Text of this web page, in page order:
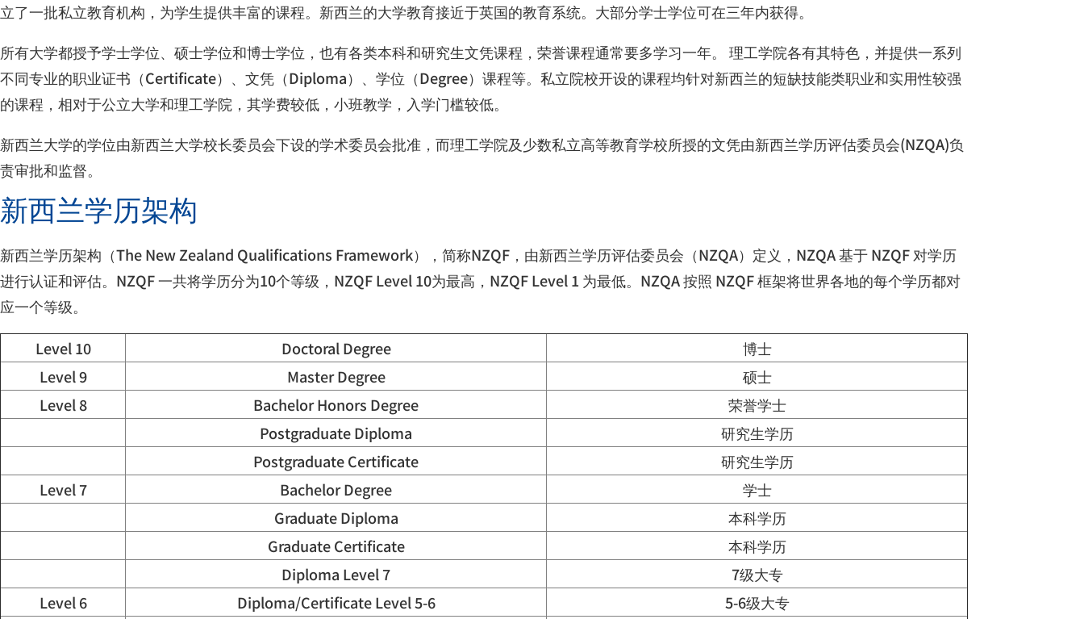
立了一批私立教育机构，为学生提供丰富的课程。新西兰的大学教育接近于英国的教育系统。大部分学士学位可在三年内获得。
所有大学都授予学士学位、硕士学位和博士学位，也有各类本科和研究生文凭课程，荣誉课程通常要多学习一年。
理工学院各有其特色，并提供一系列
不同专业的职业证书（Certificate）、文凭（Diploma）、学位（Degree）课程等。私立院校开设的课程均针对新西兰的短缺技能类职业和实用性较强
的课程，相对于公立大学和理工学院，其学费较低，小班教学，入学门槛较低。
新西兰大学的学位由新西兰大学校长委员会下设的学术委员会批准，而理工学院及少数私立高等教育学校所授的文凭由新西兰学历评估委员会(NZQA)负
责审批和监督。
新西兰学历架构
新西兰学历架构（The New Zealand Qualifications Framework），简称NZQF ，由新西兰学历评估委员会（NZQA）定义， NZQA基于NZQF对学历
进行认证和评估。 NZQF一共将学历分为10个等级， NZQF Level 10为最高， NZQF Level 1 为最低。 NZQA按照 NZQF框架将世界各地的每个学历都对
应一个等级。
Level 10
Doctoral Degree
博士
Level 9
Master Degree
硕士
Level 8
Bachelor Honors Degree
荣誉学士
Postgraduate Diploma
研究生学历
Postgraduate Certificate
研究生学历
Level 7
Bachelor Degree
学士
Graduate Diploma
本科学历
Graduate Certificate
本科学历
Diploma Level 7
7级大专
Level 6
Diploma/Certificate Level 5-6
5-6级大专